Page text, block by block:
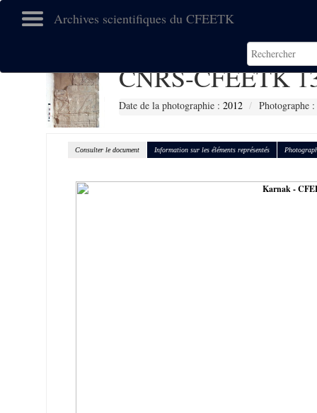
Archives scientifiques du CFEETK
CNRS-CFEETK
Date de la photographie :2012 Photographe
Consulter le document Information sur les éléments représentés